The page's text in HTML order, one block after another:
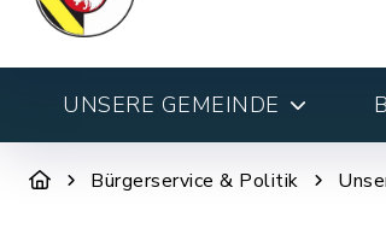
UNSERE GEMEINDE
Bürgerservice & Politik